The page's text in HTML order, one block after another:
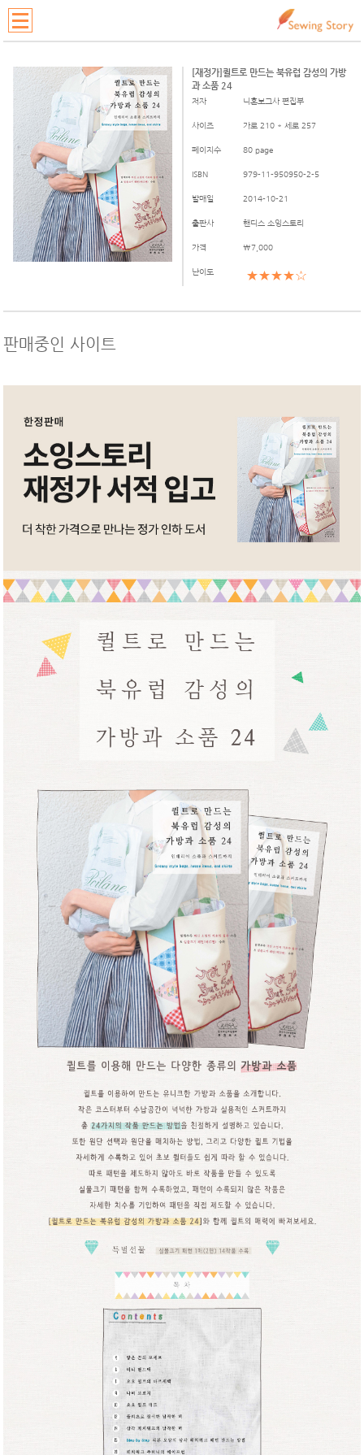
[재정가]퀼트로 만드는 북유럽 감성의 가방
과 소품 24
저자 니혼보그사 편집부
사이즈 가로 210 * 세로 257
페이지수 80 page
ISBN 979-11-950950-2-5
발매일 2014-10-21
출판사 핸디스 소잉스토리
가격 \7,000
난이도 ★★★★☆
판매중인 사이트